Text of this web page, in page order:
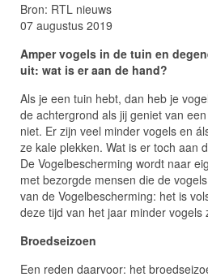
Bron: RTL nieuws
07 augustus 2019
Amper vogels in de tuin en
uit: wat is er aan de hand?
Als je een tuin hebt, dan heb je
de achtergrond als jij geniet van
niet. Er zijn veel minder vogels en
ze kale plekken. Wat is er toch aan
De Vogelbescherming wordt naar
met bezorgde mensen die de
van de Vogelbescherming: het is
deze tijd van het jaar minder vogels
Broedseizoen
Een reden daarvoor: het